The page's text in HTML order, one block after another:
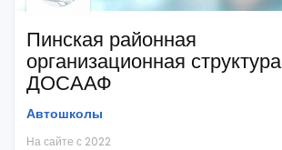
Пинская районная
организационная структура
ДОСААФ
Автошколы
На сайте с 2022